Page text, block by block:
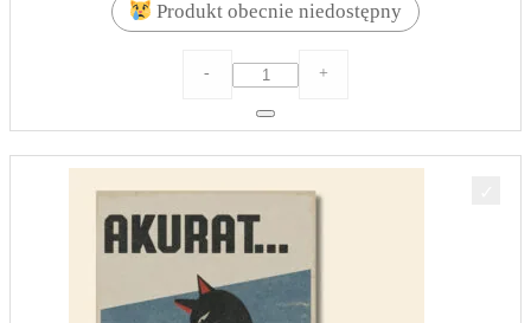
Produkt obecnie niedostępny
-
Cytrynka
+